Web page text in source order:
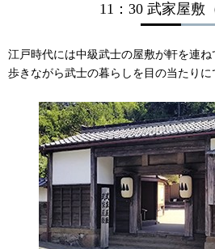
11：30 武家屋敷
江戸時代には中級武士の屋敷が軒を連
歩きながら武士の暮らしを目の当たりに